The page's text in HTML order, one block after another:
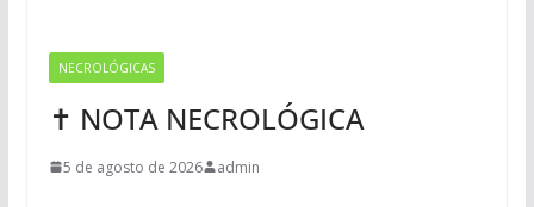
NECROLÓGICAS
✝ NOTA NECROLÓGICA
5 de agosto de 2026 admin